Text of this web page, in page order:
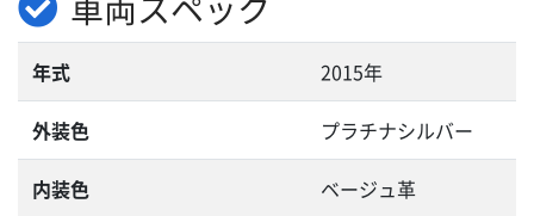
年式 2015年
外装色 プラチナシルバー
内装色 ベージュ革